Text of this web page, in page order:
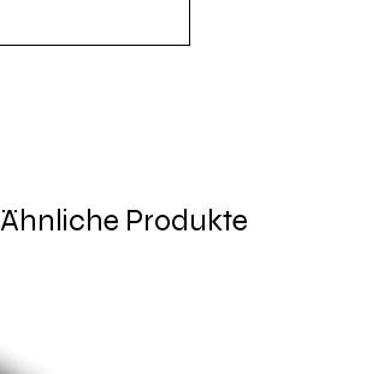
Ähnliche Produkte